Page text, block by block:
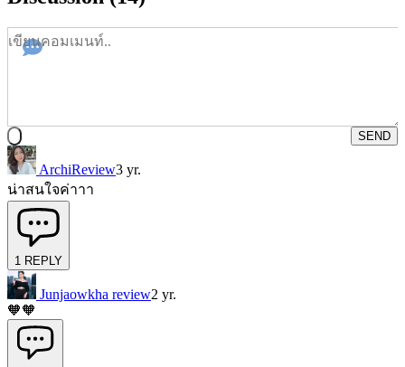
SEND
ArchiReview3 yr.
น่าสนใจค่าาา
1 REPLY
Junjaowkha review2 yr.
🧡🧡